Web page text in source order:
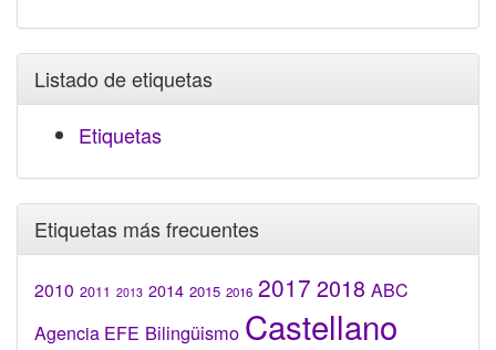
Listado de etiquetas
Etiquetas
Etiquetas más frecuentes
2010 2011 2013 2014 2015 2016 2017 2018 ABC
Agencia EFE Bilingüismo Castellano